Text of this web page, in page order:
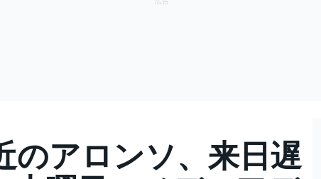
のアロンソ、来日遅